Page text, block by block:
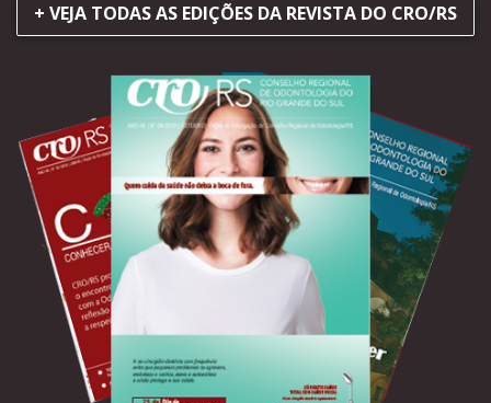
+ VEJA TODAS AS EDIÇÕES DA REVISTA DO CRO/RS